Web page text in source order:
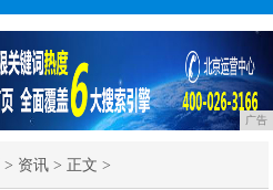
广告
> 资讯 > 正文 >